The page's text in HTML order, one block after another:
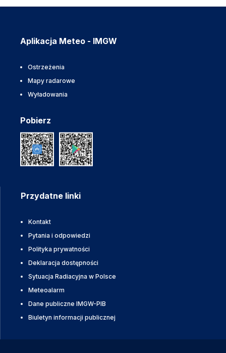
Aplikacja Meteo - IMGW
Ostrzeżenia
Mapy radarowe
Wyładowania
Pobierz
Przydatne linki
Kontakt
Pytania i odpowiedzi
Polityka prywatności
Deklaracja dostępności
Sytuacja Radiacyjna w Polsce
Meteoalarm
Dane publiczne IMGW-PIB
Biuletyn informacji publicznej